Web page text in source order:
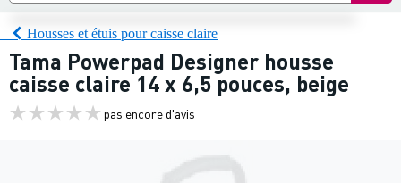
Housses et étuis pour caisse claire
Tama Powerpad Designer housse
caisse claire 14 x 6,5 pouces, beige
pas encore d'avis